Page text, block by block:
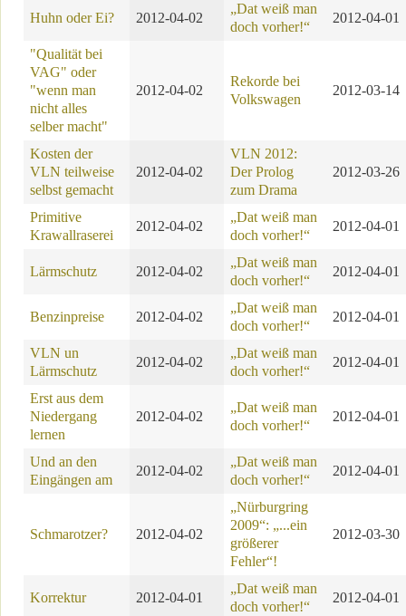
Huhn oder Ei? 2012-04-02
„Dat weiß man
doch vorher!“
2012-04-01
"Qualität bei
VAG" oder
"wenn man
nicht alles
selber macht"
2012-04-02
Rekorde bei
Volkswagen
2012-03-14
Kosten der
VLN teilweise
selbst gemacht
2012-04-02
VLN 2012:
Der Prolog
zum Drama
2012-03-26
Primitive
Krawallraserei
2012-04-02
„Dat weiß man
doch vorher!“
2012-04-01
Lärmschutz 2012-04-02
„Dat weiß man
doch vorher!“
2012-04-01
Benzinpreise 2012-04-02
„Dat weiß man
doch vorher!“
2012-04-01
VLN un
Lärmschutz
2012-04-02
„Dat weiß man
doch vorher!“
2012-04-01
Erst aus dem
Niedergang
lernen
2012-04-02
„Dat weiß man
doch vorher!“
2012-04-01
Und an den
Eingängen am
2012-04-02
„Dat weiß man
doch vorher!“
2012-04-01
Schmarotzer? 2012-04-02
„Nürburgring
2009“: „...ein
größerer
Fehler“!
2012-03-30
Korrektur 2012-04-01
„Dat weiß man
doch vorher!“
2012-04-01